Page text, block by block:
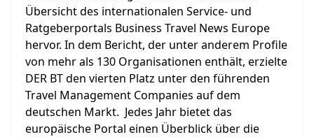
Übersicht des internationalen Service- und
Ratgeberportals Business Travel News Europe
hervor. In dem Bericht, der unter anderem Profile
von mehr als 130 Organisationen enthält, erzielte
DER BT den vierten Platz unter den führenden
Travel Management Companies auf dem
deutschen Markt. Jedes Jahr bietet das
europäische Portal einen Überblick über die